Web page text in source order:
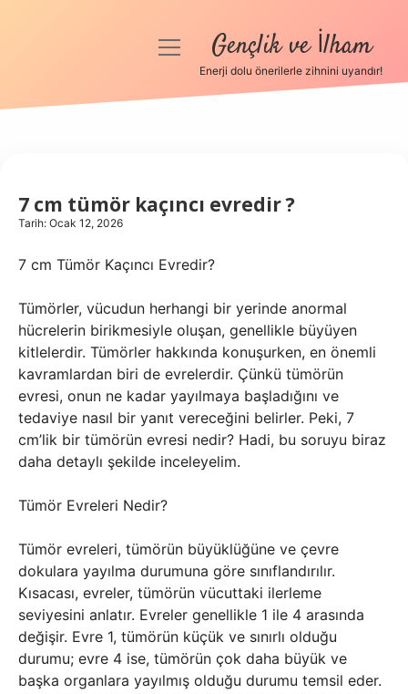
Anasayfa
Hakkımızda
menüyüGençlik ve İlham
Enerji dolu önerilerle zihnini uyandır!
7 cm tümör kaçıncı evredir ?
Tarih: Ocak 12, 2026
7 cm Tümör Kaçıncı Evredir?
Tümörler, vücudun herhangi bir yerinde anormal
hücrelerin birikmesiyle oluşan, genellikle büyüyen
kitlelerdir. Tümörler hakkında konuşurken, en önemli
kavramlardan biri de evrelerdir. Çünkü tümörün
evresi, onun ne kadar yayılmaya başladığını ve
tedaviye nasıl bir yanıt vereceğini belirler. Peki, 7
cm’lik bir tümörün evresi nedir? Hadi, bu soruyu biraz
daha detaylı şekilde inceleyelim.
Tümör Evreleri Nedir?
Tümör evreleri, tümörün büyüklüğüne ve çevre
dokulara yayılma durumuna göre sınıflandırılır.
Kısacası, evreler, tümörün vücuttaki ilerleme
seviyesini anlatır. Evreler genellikle 1 ile 4 arasında
değişir. Evre 1, tümörün küçük ve sınırlı olduğu
durumu; evre 4 ise, tümörün çok daha büyük ve
başka organlara yayılmış olduğu durumu temsil eder.